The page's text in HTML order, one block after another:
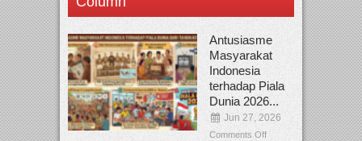
Antusiasme
Masyarakat
Indonesia
terhadap Piala
Dunia 2026...
Jun 27, 2026
Comments Off